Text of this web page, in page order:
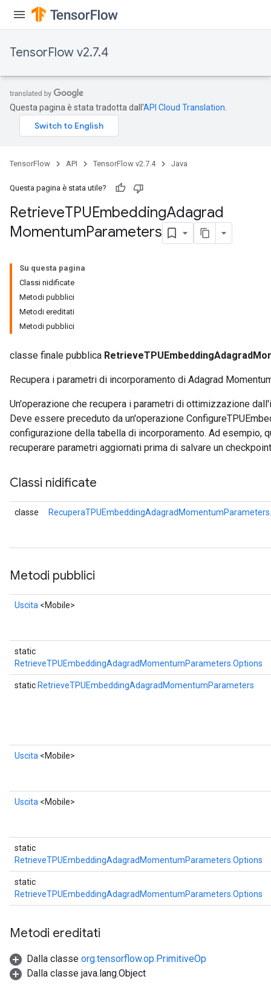
TensorFlow v2.7.4
Questa pagina è stata tradotta dall'API Cloud Translation
TensorFlow API TensorFlow v2.7.4 Java
Questa pagina è stata utile?
RetrieveTPUEmbeddingAdagrad
MomentumParameters
Su questa pagina
Classi nidificate
Metodi pubblici
Metodi ereditati
Metodi pubblici
classe finale pubblica
Recupera i parametri di incorporamento di Adagrad
Un'operazione che recupera i parametri di ottimizzazione
Deve essere preceduto da un'operazione
configurazione della tabella di incorporamento. Ad esempio,
recuperare parametri aggiornati prima di salvare un
Classi nidificate
classe
Metodi pubblici
Uscita <Mobile>
static
RetrieveTPUEmbeddingAdagradMomentumParameters.Options
static RetrieveTPUEmbeddingAdagradMomentumParameters
Uscita <Mobile>
Uscita <Mobile>
static
RetrieveTPUEmbeddingAdagradMomentumParameters.Options
static
RetrieveTPUEmbeddingAdagradMomentumParameters.Options
Metodi ereditati
Dalla classe org.tensorflow.op.PrimitiveOp
Dalla classe java.lang.Object